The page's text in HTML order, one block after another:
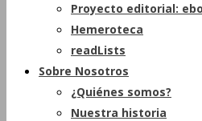
Proyecto editorial:
Hemeroteca
readLists
Sobre Nosotros
¿Quiénes somos?
Nuestra historia